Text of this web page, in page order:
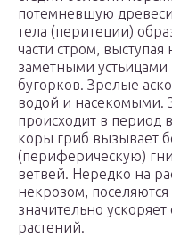
потемневшую
тела (перитеции)
части стром,
заметными
бугорков. Зрелые
водой и насекомыми.
происходит в период
коры гриб вызывает
(периферическую)
ветвей. Нередко на
некрозом, поселяются
значительно
растений.